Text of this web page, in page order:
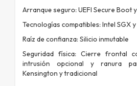
Arranque seguro: UEFI Secure Boot
Tecnologías compatibles: Intel SGX y
Raíz de confianza: Silicio inmutable
Seguridad física: Cierre frontal
intrusión opcional y ranura
Kensington y tradicional